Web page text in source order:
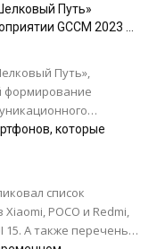
xal) almalıdır....
Путь»
GCCM 2023 в
Путь»,
формирование
Европу с
Азией, был
GCCM 2023 5
которые
список
POCO и Redmi,
15. А также перечень